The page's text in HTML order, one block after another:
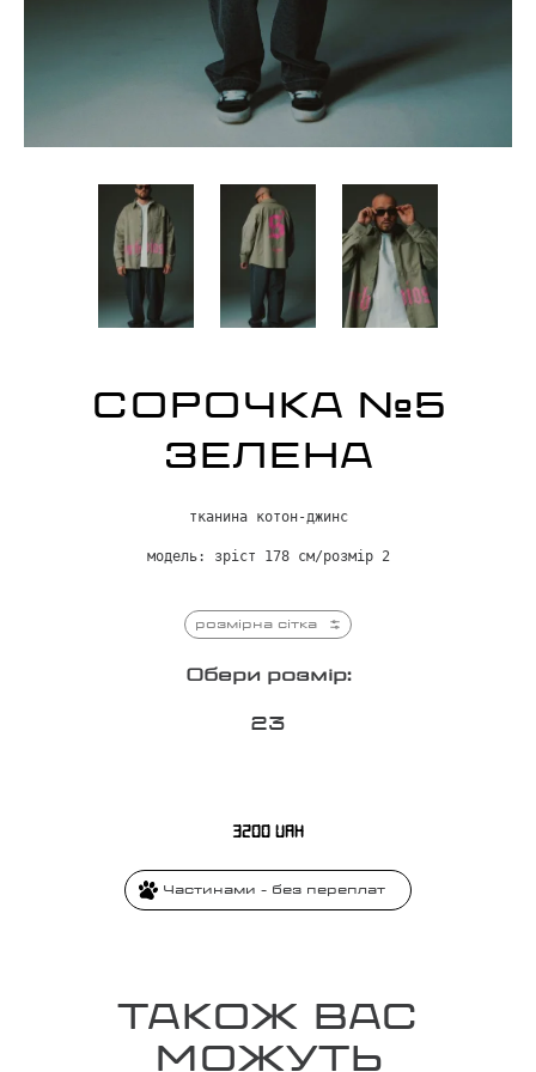
СОРОЧКА №5
ЗЕЛЕНА
тканина котон-джинс
модель: зріст 178 см/розмір 2
розмірна сітка
Обери розмір:
23
3200 UAH
Частинами - без переплат
ТАКОЖ ВАС
МОЖУТЬ